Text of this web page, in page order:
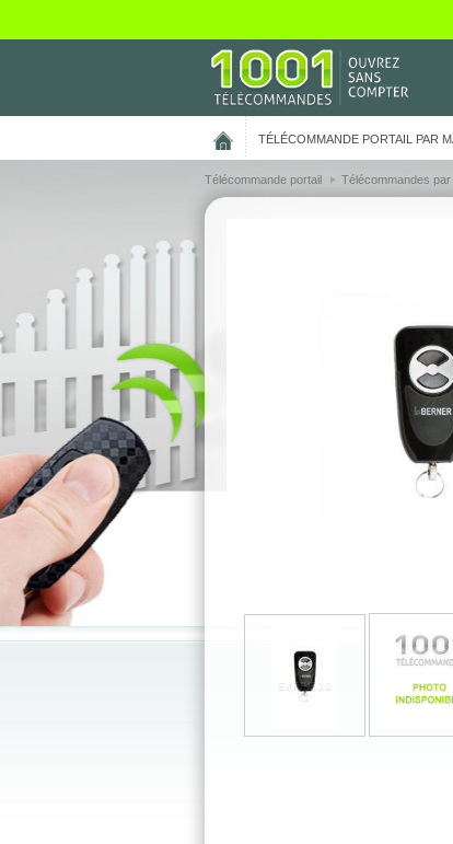
TÉLÉCOMMANDE PORTAIL PAR
Télécommande portail Télécommandes